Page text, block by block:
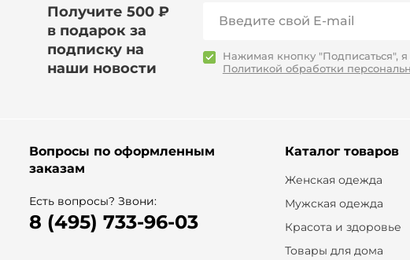
Получите 500 ₽
в подарок за
подписку на
наши новости
Нажимая кнопку "Подписаться",
Политикой обработки
Вопросы по оформленным
заказам
Есть вопросы? Звони:
8 (495) 733-96-03
Каталог товаров
Женская одежда
Мужская одежда
Красота и здоровье
Товары для дома